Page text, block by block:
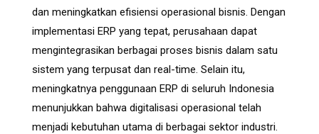
dan meningkatkan efisiensi operasional bisnis. Dengan
implementasi ERP yang tepat, perusahaan dapat
mengintegrasikan berbagai proses bisnis dalam satu
sistem yang terpusat dan real-time. Selain itu,
meningkatnya penggunaan ERP di seluruh Indonesia
menunjukkan bahwa digitalisasi operasional telah
menjadi kebutuhan utama di berbagai sektor industri.